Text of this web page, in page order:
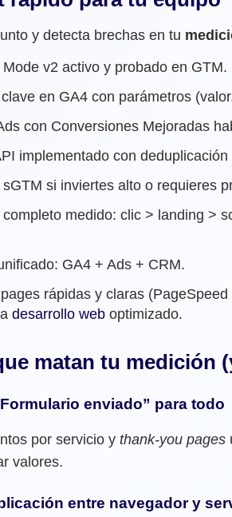
y detecta brechas en tu
v2 activo y probado en GTM.
en GA4 con parámetros
con Conversiones Mejoradas
implementado con deduplicación
si inviertes alto o requieres
completo medido: clic > landing >
GA4 + Ads + CRM.
rápidas y claras
desarrollo web optimizado.
matan tu medición
enviado” para todo
por servicio y thank-you pages
valores.
entre navegador y